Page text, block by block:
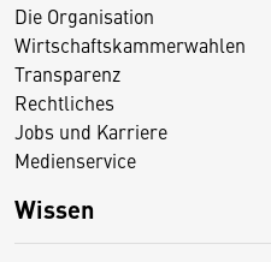
Die Organisation
Wirtschaftskammerwahlen
Transparenz
Rechtliches
Jobs und Karriere
Medienservice
Wissen